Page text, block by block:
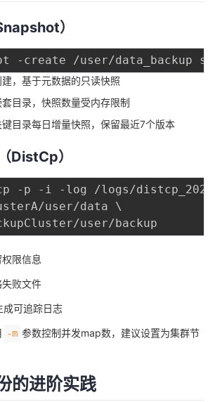
）
，基于元数据的只读快照
目录，快照数量受内存限制
目录每日增量快照，保留最近7个版本
DistCp）
-p -i -log /logs/
user/data
\
权限信息
失败文件
成可追踪日志
-m 参数控制并发map数，建议设置为集群节
的进阶实践